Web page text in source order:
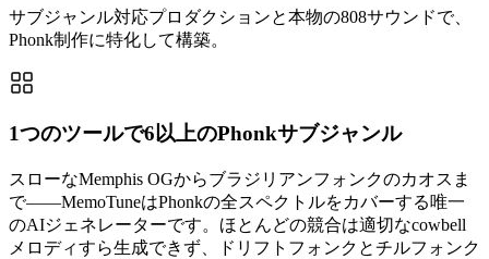
サブジャンル対応プロダクションと本物の808サウンドで、
Phonk制作に特化して構築。
1つのツールで6以上のPhonkサブジャンル
スローなMemphis OGからブラジリアンフォンクのカオスま
で——MemoTuneはPhonkの全スペクトルをカバーする唯一
のAIジェネレーターです。ほとんどの競合は適切なcowbell
メロディすら生成できず、ドリフトフォンクとチルフォンク